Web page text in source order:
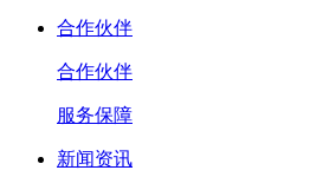
合作伙伴
合作伙伴
服务保障
新闻资讯